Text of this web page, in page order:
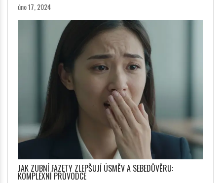
úno 17, 2024
JAK ZUBNÍ FAZETY ZLEPŠUJÍ ÚSMĚV A SEBEDŮVĚRU:
KOMPLEXNÍ PRŮVODCE